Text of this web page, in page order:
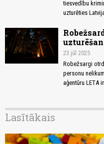
tiesvedību
uzturēties
23.jūl 2025
Robežsargi
personu
aģentūru LETA
Lasītākais